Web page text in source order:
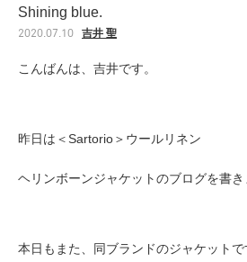
Shining blue.
2020.07.10 吉井 聖
こんばんは、吉井です。
昨日は＜Sartorio＞ウールリネン
ヘリンボーンジャケットのブログを書き
本日もまた、同ブランドのジャケットで